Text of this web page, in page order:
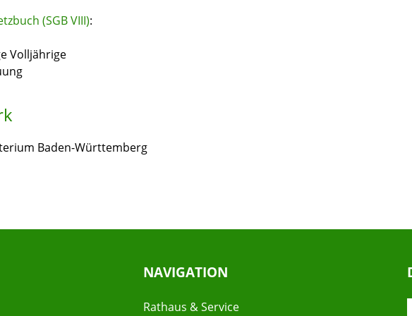
(SGB VIII):
Volljährige
Baden-Württemberg
NAVIGATION
Rathaus & Service